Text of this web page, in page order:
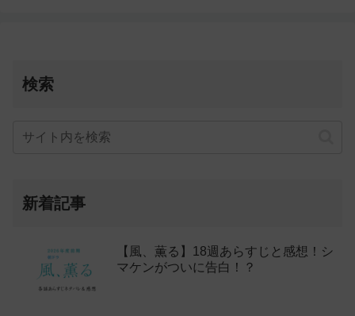
検索
新着記事
【風、薫る】18週あらすじと感想！シ
マケンがついに告白！？